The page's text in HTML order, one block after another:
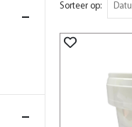
Sorteer op